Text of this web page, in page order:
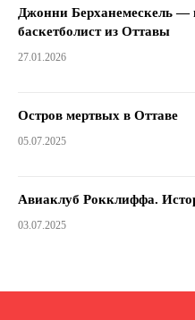
Джонни Берханемескель —
баскетболист из Оттавы
27.01.2026
Остров мертвых в Оттаве
05.07.2025
Авиаклуб Рокклиффа.
03.07.2025